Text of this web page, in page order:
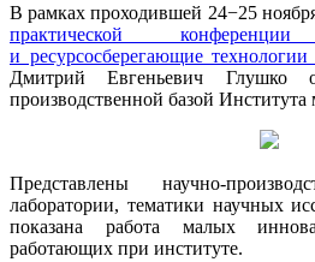
В рамках проходившей 24−25
практической конференции
и ресурсосберегающие
Дмитрий Евгеньевич Глушко
производственной базой
Представлены научно-
лаборатории, тематики научных
показана работа малых
работающих при институте.